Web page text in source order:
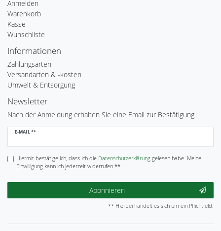
Anmelden
Warenkorb
Kasse
Wunschliste
Informationen
Zahlungsarten
Versandarten & -kosten
Umwelt & Entsorgung
Newsletter
Nach der Anmeldung erhalten Sie eine Email zur Bestätigung
E-MAIL **
Newsletter
Hiermit bestätige ich, dass ich die Daten­schutz­erklärunggelesen habe. Meine
Einwilligung kann ich jederzeit widerrufen.**
Abonnieren
** Hierbei handelt es sich um ein Pflichtfeld.